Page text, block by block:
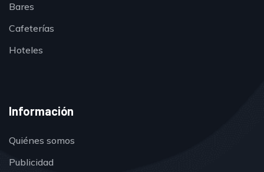
Bares
Cafeterías
Hoteles
Información
Quiénes somos
Publicidad